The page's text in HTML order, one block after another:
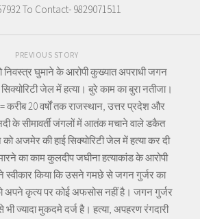
To Contact- 9829071511
PREVIOUS STORY
निवस्त्र घुमाने के आरोपी कुख्यात अपराधी जगन
जेल में हत्या। बुरे काम का बुरा नतीजा।
करीब 20 वर्षों तक राजस्थान, उत्तर प्रदेश और
के सीमावर्ती जंगलों में आतंक मचाने वाले डकैत
अजमेर की हाई सिक्योरिटी जेल में हत्या कर दी
का काम कुलदीप जघीना हत्याकांड के आरोपी
ने स्वीकार किया कि उसने गमछे से जगन गुर्जर का
अपने कृत्य पर कोई अफसोस नहीं है। जगन गुर्जर
भी ज्यादा मुकदमे दर्ज है। हत्या, अपहरण रंगदारी